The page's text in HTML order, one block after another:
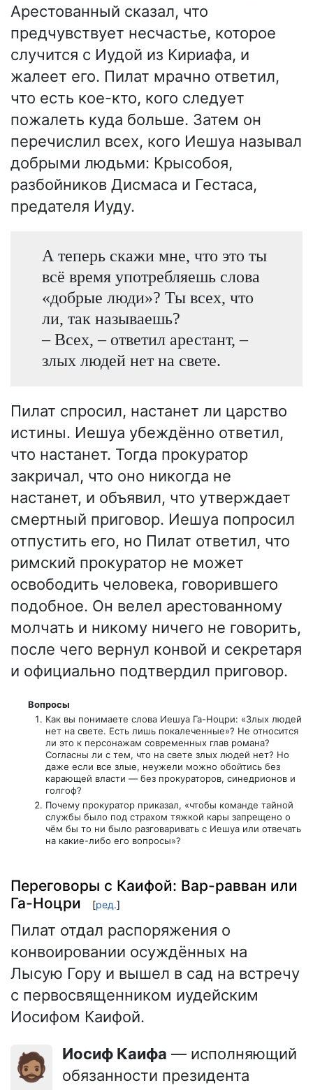
Арестованный сказал, что
предчувствует несчастье, которое
случится с Иудой из Кириафа, и
жалеет его. Пилат мрачно ответил,
что есть кое-кто, кого следует
пожалеть куда больше. Затем он
перечислил всех, кого Иешуа называл
добрыми людьми: Крысобоя,
разбойников Дисмаса и Гестаса,
предателя Иуду.
А теперь скажи мне, что это ты
всё время употребляешь слова
«добрые люди»? Ты всех, что
ли, так называешь?
– Всех, – ответил арестант, –
злых людей нет на свете.
Пилат спросил, настанет ли царство
истины. Иешуа убеждённо ответил,
что настанет. Тогда прокуратор
закричал, что оно никогда не
настанет, и объявил, что утверждает
смертный приговор. Иешуа попросил
отпустить его, но Пилат ответил, что
римский прокуратор не может
освободить человека, говорившего
подобное. Он велел арестованному
молчать и никому ничего не говорить,
после чего вернул конвой и секретаря
и официально подтвердил приговор.
Вопросы
Как вы понимаете слова Иешуа Га-Ноцри: «Злых людей
нет на свете. Есть лишь покалеченные»? Не относится
ли это к персонажам современных глав романа?
Согласны ли с тем, что на свете злых людей нет? Но
даже если все злые, неужели можно обойтись без
карающей власти — без прокураторов, синедрионов и
голгоф?
Почему прокуратор приказал, «чтобы команде тайной
службы было под страхом тяжкой кары запрещено о
чём бы то ни было разговаривать с Иешуа или отвечать
на какие-либо его вопросы»?
Переговоры с Каифой: Вар-равван или
Га-Ноцри
[ред.]
Пилат отдал распоряжения о
конвоировании осуждённых на
Лысую Гору и вышел в сад на встречу
с первосвященником иудейским
Иосифом Каифой.
🧔🏽 Иосиф Каифа — исполняющий
обязанности президента